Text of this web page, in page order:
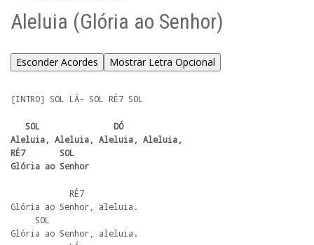
Aleluia (Glória ao Senhor)
Esconder Acordes Mostrar Letra Opcional
[INTRO] SOL LÁ- SOL RÉ7 SOL
Aleluia, Aleluia, Aleluia, Aleluia,
RÉ7       SOL
Glória ao Senhor
Glória ao Senhor, aleluia.
Glória ao Senhor, aleluia.